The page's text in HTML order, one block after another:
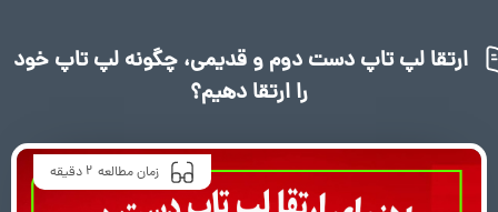
ارتقا لپ تاپ دست دوم و قدیمی، چگونه لپ تاپ خود
را ارتقا دهیم؟
زمان مطالعه 2 دقیقه